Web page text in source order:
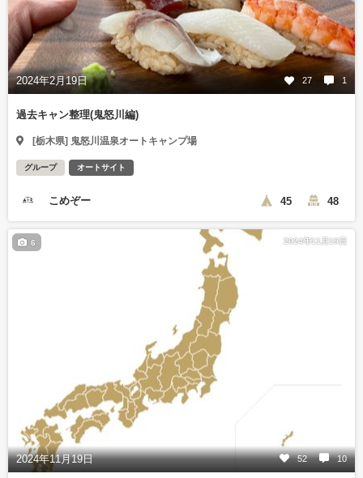
2024年2月19日 27 1
過去キャン整理(鬼怒川編)
[栃木県] 鬼怒川温泉オートキャンプ場
グループ オートサイト
こめぞー 45 48
2024年11月19日
2024年11月19日 52 10
6